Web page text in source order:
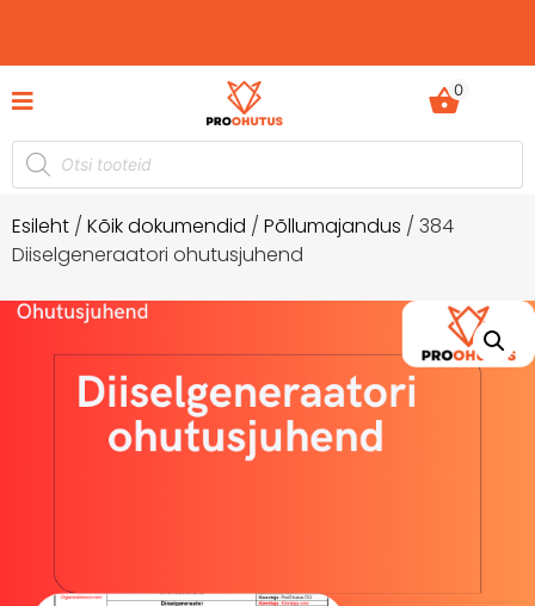
Ohutusjuhendid hetkel -50% soodustusega!
0
Esileht / Kõik dokumendid / Põllumajandus / 384
Diiselgeneraatori ohutusjuhend